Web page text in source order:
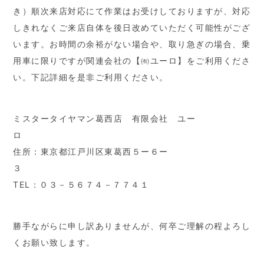
き）順次来店対応にて作業はお受けしておりますが、対応
しきれなくご来店自体を後日改めていただく可能性がござ
います。お時間の余裕がない場合や、取り急ぎの場合、乗
用車に限りですが関連会社の【㈲ユーロ】をご利用くださ
い。下記詳細を是非ご利用ください。
ミスタータイヤマン葛西店 有限会社 ユー
住所：東京都江戸川区東葛西５ー６ー
TEL：０３－５６７４－７７４１
勝手ながらに申し訳ありませんが、何卒ご理解の程よろし
くお願い致します。